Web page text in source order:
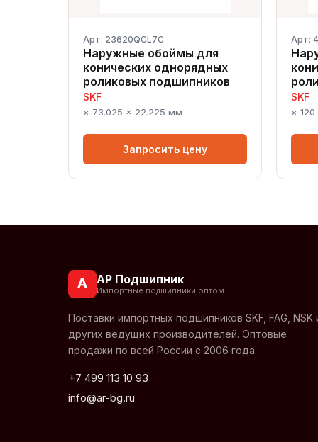
Арт: 23620QCL7C
Наружные обоймы для
конических однорядных
роликовых подшипников
SKF
× 73.025 × 22.225 мм
Запросить цену
Арт:
SKF
×
А АР Подшипник
Импортные подшипники оптом
Поставки импортных подшипников SKF, FAG, NSK
других ведущих производителей. Оптовые
продажи по всей России с 2006 года.
+7 499 113 10 93
info@ar-bg.ru